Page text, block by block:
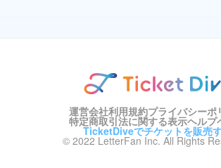
運営会社利用規約プライバシーポ
特定商取引法に関する表示ヘルプ
TicketDiveでチケットを販売
© 2022 LetterFan Inc. All Rights